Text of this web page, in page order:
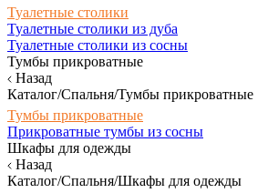
Туалетные столики
Туалетные столики из дуба
Туалетные столики из сосны
Тумбы прикроватные
Назад
Каталог/Спальня/Тумбы прикроватные
Тумбы прикроватные
Прикроватные тумбы из сосны
Шкафы для одежды
Назад
Каталог/Спальня/Шкафы для одежды